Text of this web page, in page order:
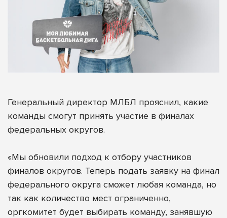
Генеральный директор МЛБЛ прояснил, какие
команды смогут принять участие в финалах
федеральных округов.
«Мы обновили подход к отбору участников
финалов округов. Теперь подать заявку на финал
федерального округа сможет любая команда, но
так как количество мест ограниченно,
оргкомитет будет выбирать команду, занявшую